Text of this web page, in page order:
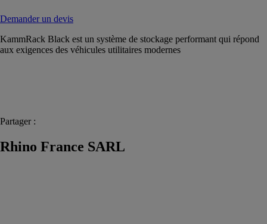
Demander un devis
KammRack Black est un système de stockage performant qui répond
aux exigences des véhicules utilitaires modernes
Partager :
Rhino France SARL